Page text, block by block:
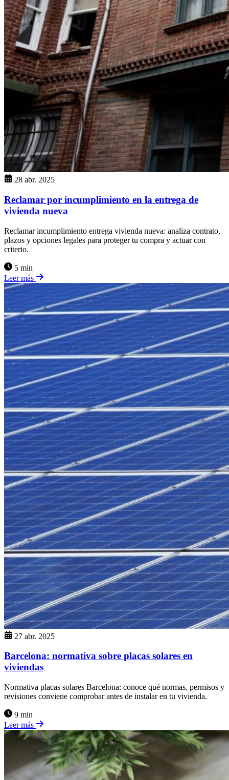
28 abr. 2025
Reclamar por incumplimiento en la entrega de
vivienda nueva
Reclamar incumplimiento entrega vivienda nueva: analiza contrato,
plazos y opciones legales para proteger tu compra y actuar con
criterio.
5 min
Leer más
27 abr. 2025
Barcelona: normativa sobre placas solares en
viviendas
Normativa placas solares Barcelona: conoce qué normas, permisos y
revisiones conviene comprobar antes de instalar en tu vivienda.
9 min
Leer más